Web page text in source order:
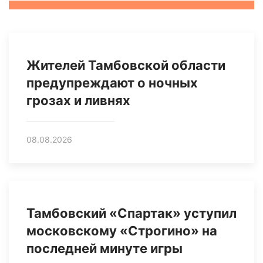
Жителей Тамбовской области
предупреждают о ночных
грозах и ливнях
08.08.2026
Тамбовский «Спартак» уступил
московскому «Строгино» на
последней минуте игры